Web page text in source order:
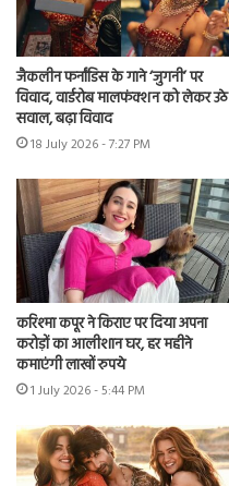
जैकलीन फर्नांडिस के गाने ‘जुगनी’ पर
विवाद, वार्डरोब मालफंक्शन को लेकर उठे
सवाल, बढ़ा विवाद
18 July 2026 - 7:27 PM
करिश्मा कपूर ने किराए पर दिया अपना
करोड़ों का आलीशान घर, हर महीने
कमाएंगी लाखों रुपये
1 July 2026 - 5:44 PM